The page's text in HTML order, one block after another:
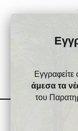
άμεσα τα
του